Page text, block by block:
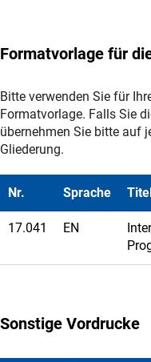
Formatvorlage für
Bitte verwenden Sie für
Formatvorlage. Falls Sie
übernehmen Sie bitte auf
Gliederung.
Nr. Sprache
17.041 EN
Sonstige Vordrucke